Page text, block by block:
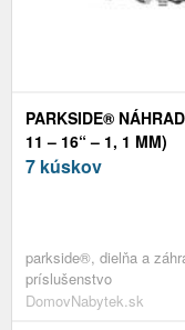
PARKSIDE®
11 – 16“ – 1, 1 MM)
7 kúskov
parkside®, dielňa a
príslušenstvo
DomovNabytek.sk